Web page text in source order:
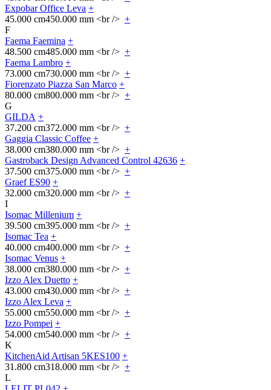
Expobar Office Leva +
45.000 cm450.000 mm <br /> +
F
Faema Faemina +
48.500 cm485.000 mm <br /> +
Faema Lambro +
73.000 cm730.000 mm <br /> +
Fiorenzato Piazza San Marco +
80.000 cm800.000 mm <br /> +
G
GILDA +
37.200 cm372.000 mm <br /> +
Gaggia Classic Coffee +
38.000 cm380.000 mm <br /> +
Gastroback Design Advanced Control 42636 +
37.500 cm375.000 mm <br /> +
Graef ES90 +
32.000 cm320.000 mm <br /> +
I
Isomac Millenium +
39.500 cm395.000 mm <br /> +
Isomac Tea +
40.000 cm400.000 mm <br /> +
Isomac Venus +
38.000 cm380.000 mm <br /> +
Izzo Alex Duetto +
43.000 cm430.000 mm <br /> +
Izzo Alex Leva +
55.000 cm550.000 mm <br /> +
Izzo Pompei +
54.000 cm540.000 mm <br /> +
K
KitchenAid Artisan 5KES100 +
31.800 cm318.000 mm <br /> +
L